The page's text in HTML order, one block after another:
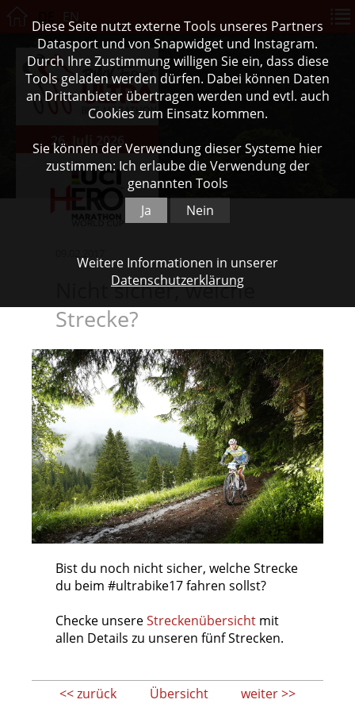
26. Juli 2026
Nicht sicher, welche
Strecke?
Bist du noch nicht sicher, welche Strecke
du beim #ultrabike17 fahren sollst?
Checke unsereStreckenübersicht mit
allen Details zu unseren fünf Strecken.
<< zurück weiter >>
Übersicht
Diese Seite nutzt externe Tools unseres Partners
Datasport und von Snapwidget und Instagram.
Durch Ihre Zustimmung willigen Sie ein, dass diese
Tools geladen werden dürfen. Dabei können Daten
an Drittanbieter übertragen werden und evtl. auch
Cookies zum Einsatz kommen.
Sie können der Verwendung dieser Systeme hier
zustimmen: Ich erlaube die Verwendung der
genannten Tools
Ja
Nein
Weitere Informationen in unserer
Datenschutzerklärung